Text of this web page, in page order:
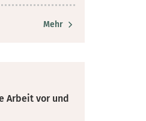
Mehr
Arbeit vor und